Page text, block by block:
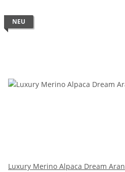
NEU
Luxury Merino Alpaca Dream Aran